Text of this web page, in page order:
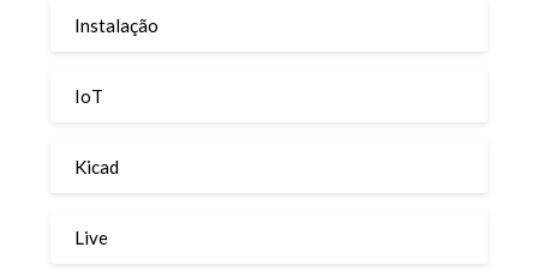
Instalação
IoT
Kicad
Live